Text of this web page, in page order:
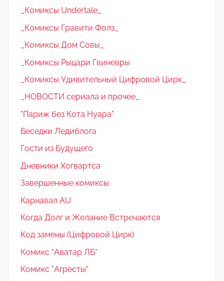
_Комиксы Undertale_
_Комиксы Гравити Фолз_
_Комиксы Дом Совы_
_Комиксы Рыцари Гвиневры
_Комиксы Удивительный Цифровой Цирк_
_НОВОСТИ сериала и прочее_
"Париж без Кота Нуара"
Беседки Ледиблога
Гости из Будущего
Дневники Хогвартса
Завершенные комиксы
Карнавал AU
Когда Долг и Желание Встречаются
Код замены (Цифровой Цирк)
Комикс "Аватар ЛБ"
Комикс "Агресты"